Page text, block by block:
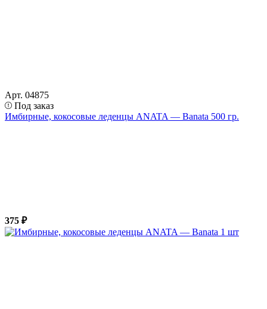
Арт. 04875
Под заказ
Имбирные, кокосовые леденцы ANATA — Banata 500 гр.
375 ₽